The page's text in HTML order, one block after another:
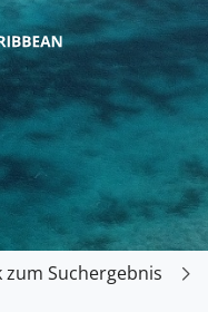
zum Suchergebnis